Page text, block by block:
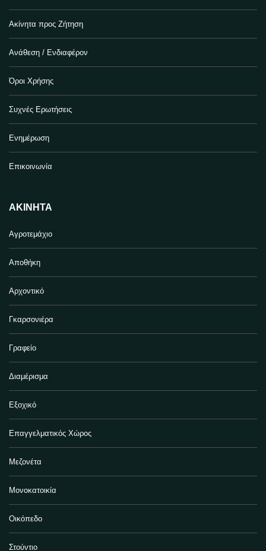
Ακίνητα προς Ζήτηση
Ανάθεση / Ενδιαφέρον
Όροι Χρήσης
Συχνές Ερωτήσεις
Ενημέρωση
Επικοινωνία
ΑΚΊΝΗΤΑ
Αγροτεμάχιο
Αποθήκη
Αρχοντικό
Γκαρσονιέρα
Γραφείο
Διαμέρισμα
Εξοχικό
Επαγγελματικός Χώρος
Μεζονέτα
Μονοκατοικία
Οικόπεδο
Στούντιο